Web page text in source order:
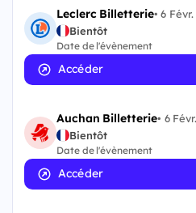
Leclerc Billetterie•6
Bientôt
Date de l'évènement
Accéder
Auchan Billetterie• 6
Bientôt
Date de l'évènement
Accéder